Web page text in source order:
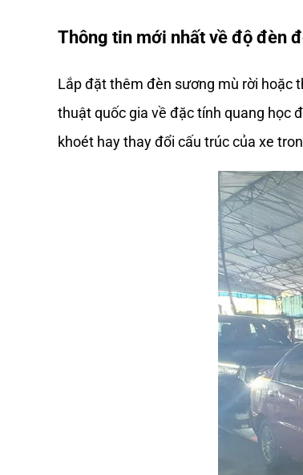
Thông tin mới nhất về độ đèn
Lắp đặt thêm đèn sương mù rời hoặc
thuật quốc gia về đặc tính quang học
khoét hay thay đổi cấu trúc của xe